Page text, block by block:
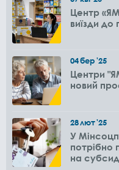
Центр
виїзди до
04бер'25
Центри
новий
28лют'25
У
потрібно
на